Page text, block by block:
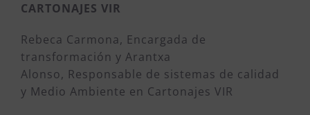
CARTONAJES VIR
Rebeca Carmona, Encargada de
transformación y Arantxa
Alonso, Responsable de sistemas de calidad
y Medio Ambiente en Cartonajes VIR